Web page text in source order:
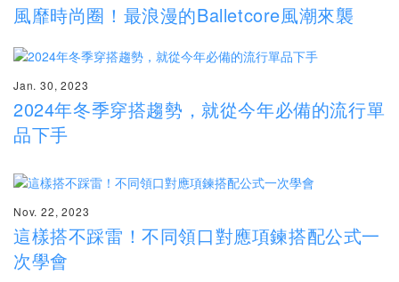
風靡時尚圈！最浪漫的Balletcore風潮來襲
Jan. 30, 2023
2024年冬季穿搭趨勢，就從今年必備的流行單
品下手
Nov. 22, 2023
這樣搭不踩雷！不同領口對應項鍊搭配公式一
次學會